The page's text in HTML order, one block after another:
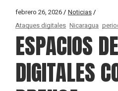
febrero 26, 2026
Noticias
Ataques digitales Nicaragua
ESPACIOS
DIGITALES